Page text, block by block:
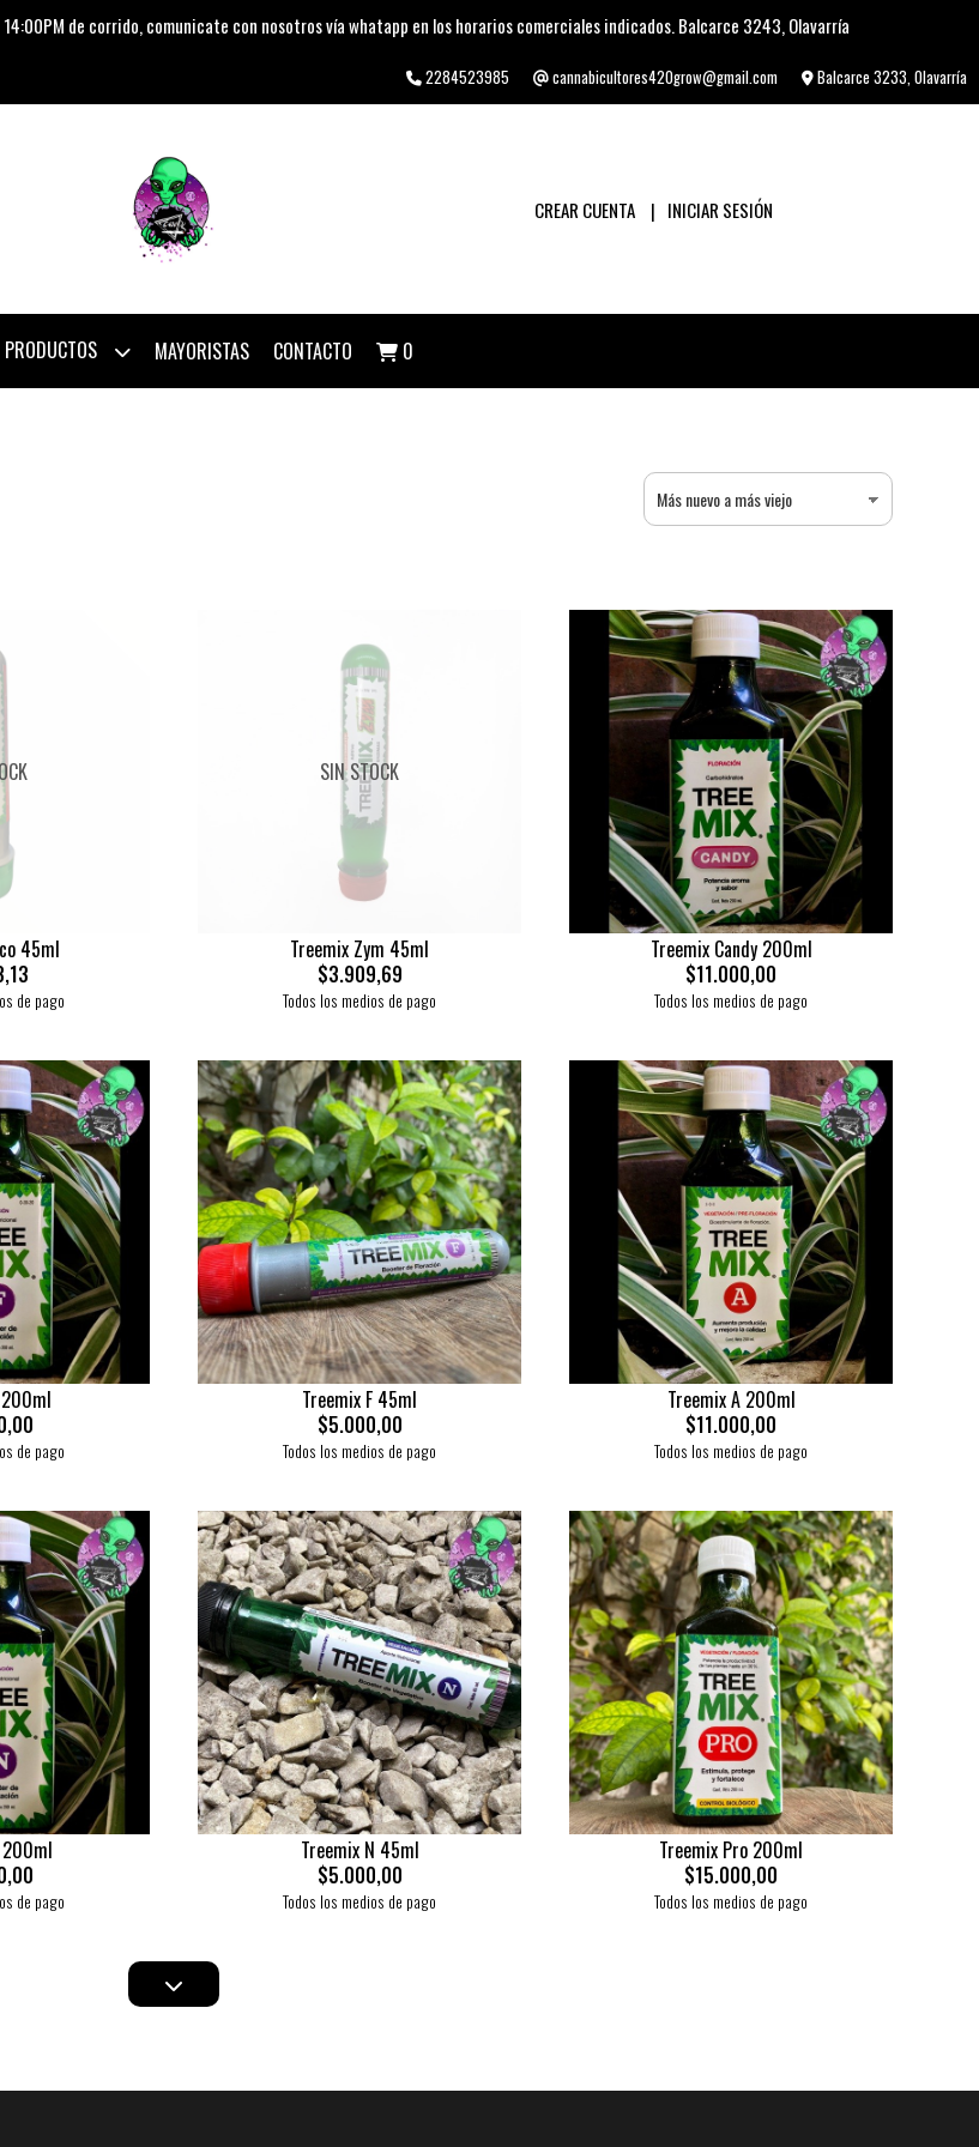
de corrido, comunicate con nosotros vía whatapp en los horarios comerciales indicados. Balcarce 3243, Olavarría
2284523985 cannabicultores420grow@gmail.com Balcarce 3233, Olavarría
CREAR CUENTA INICIAR SESIÓN
PRODUCTOS MAYORISTAS CONTACTO 0
45ml
de pago
SIN STOCK
Treemix Zym 45ml
$3.909,69
Todos los medios de pago
Treemix Candy 200ml
$11.000,00
Todos los medios de pago
de pago
Treemix F 45ml
$5.000,00
Todos los medios de pago
Treemix A 200ml
$11.000,00
Todos los medios de pago
200ml
de pago
Treemix N 45ml
$5.000,00
Todos los medios de pago
Treemix Pro 200ml
$15.000,00
Todos los medios de pago